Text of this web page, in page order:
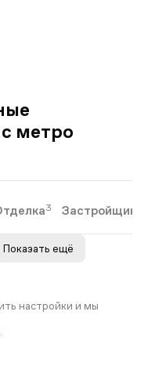
метро
3 Застройщики
Показать ещё
настройки и мы